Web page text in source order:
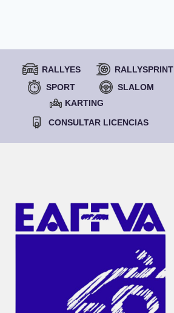
RALLYES RALLYSPRINT
SPORT
SLALOM
KARTING
CONSULTAR LICENCIAS